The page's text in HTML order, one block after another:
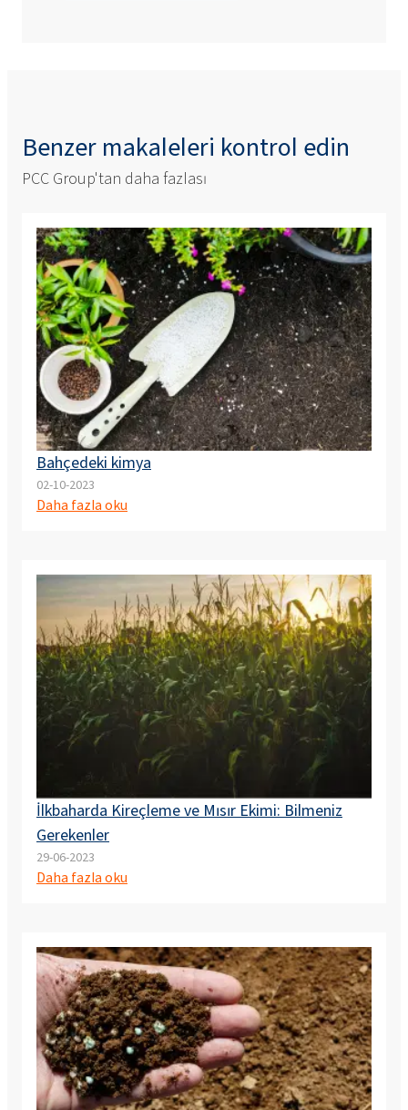
Benzer makaleleri kontrol edin
PCC Group'tan daha fazlası
Bahçedeki kimya
02-10-2023
Daha fazla oku
İlkbaharda Kireçleme ve Mısır Ekimi: Bilmeniz
Gerekenler
29-06-2023
Daha fazla oku